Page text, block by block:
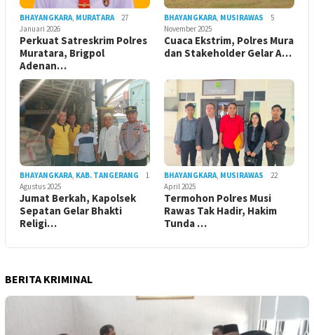
BHAYANGKARA, MURATARA
27
Januari 2026
Perkuat Satreskrim Polres
Muratara, Brigpol
Adenan…
BHAYANGKARA, MUSIRAWAS
5
November 2025
Cuaca Ekstrim, Polres Mura
dan Stakeholder Gelar A…
BHAYANGKARA, KAB. TANGERANG
1
Agustus 2025
Jumat Berkah, Kapolsek
Sepatan Gelar Bhakti
Religi…
BHAYANGKARA, MUSIRAWAS
22
April 2025
Termohon Polres Musi
Rawas Tak Hadir, Hakim
Tunda …
BERITA KRIMINAL